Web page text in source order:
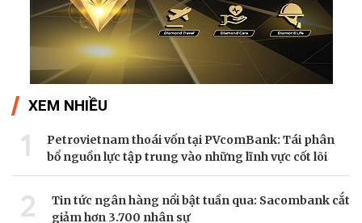
XEM NHIỀU
1
Petrovietnam thoái vốn tại PVcomBank: Tái phân
bổ nguồn lực tập trung vào những lĩnh vực cốt lõi
2
Tin tức ngân hàng nổi bật tuần qua: Sacombank cắt
giảm hơn 3.700 nhân sự